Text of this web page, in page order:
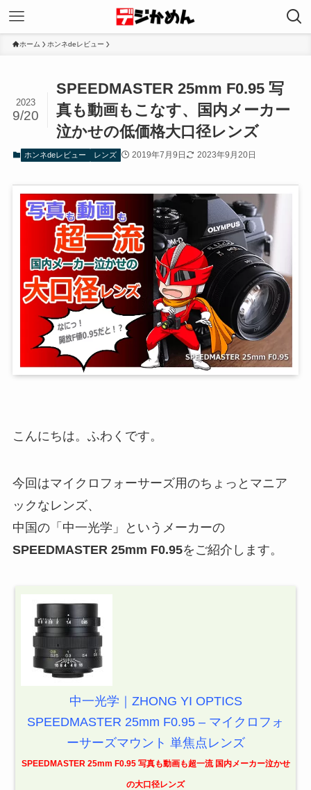
ホーム ホンネdeレビュー
SPEEDMASTER 25mm F0.95 写
真も動画もこなす、国内メーカー
泣かせの低価格大口径レンズ
2023
9/20
ホンネdeレビュー レンズ 2019年7月9日 2023年9月20日
こんにちは。ふわくです。
今回はマイクロフォーサーズ用のちょっとマニア
ックなレンズ、
中国の「中一光学」というメーカーの
SPEEDMASTER 25mm F0.95をご紹介します。
中一光学｜ZHONG YI OPTICS
SPEEDMASTER 25mm F0.95 – マイクロフォ
ーサーズマウント 単焦点レンズ
SPEEDMASTER 25mm F0.95 写真も動画も超一流 国内メーカー泣かせ
の大口径レンズ